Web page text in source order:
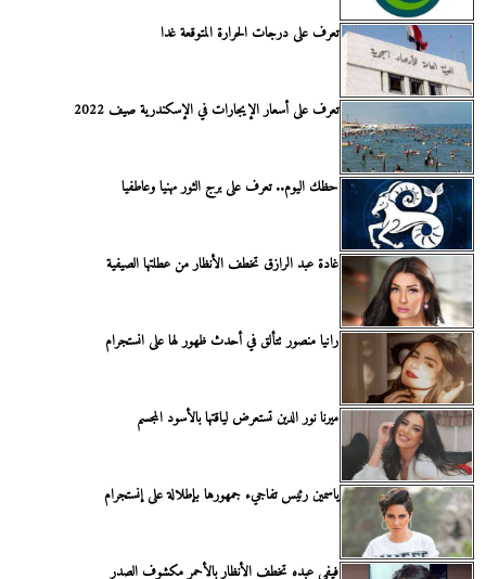
تعرف على درجات الحرارة المتوقعة غدا
تعرف على أسعار الإيجارات في الإسكندرية صيف 2022
حظك اليوم.. تعرف على برج الثور مهنيا وعاطفيا
غادة عبد الرازق تخطف الأنظار من عطلتها الصيفية
رانيا منصور تتألق في أحدث ظهور لها على انستجرام
ميرنا نور الدين تستعرض لياقتها بالأسود المجسم
ياسمين رئيس تفاجيء جمهورها بإطلالة على إنستجرام
فيفي عبده تخطف الأنظار بالأحمر مكشوف الصدر